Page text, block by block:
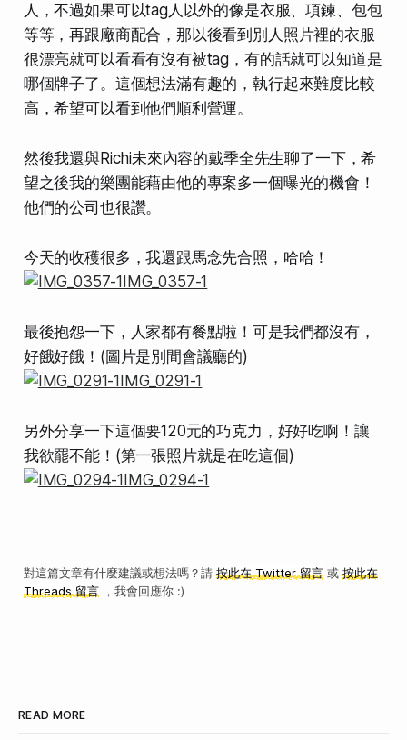
人，不過如果可以tag人以外的像是衣服、項鍊、包包
等等，再跟廠商配合，那以後看到別人照片裡的衣服
很漂亮就可以看看有沒有被tag，有的話就可以知道是
哪個牌子了。這個想法滿有趣的，執行起來難度比較
高，希望可以看到他們順利營運。
然後我還與Richi未來內容的戴季全先生聊了一下，希
望之後我的樂團能藉由他的專案多一個曝光的機會！
他們的公司也很讚。
今天的收穫很多，我還跟馬念先合照，哈哈！
最後抱怨一下，人家都有餐點啦！可是我們都沒有，
好餓好餓！(圖片是別間會議廳的)
另外分享一下這個要120元的巧克力，好好吃啊！讓
我欲罷不能！(第一張照片就是在吃這個)
對這篇文章有什麼建議或想法嗎？請 按此在 Twitter 留言或 按此在
Threads 留言，我會回應你 :)
READ MORE